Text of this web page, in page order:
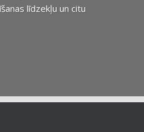
līdzekļu un citu